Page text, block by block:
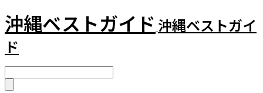
沖縄ベストガイド 沖縄ベストガイ
ド